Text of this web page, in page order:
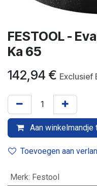
FESTOOL -
Ka 65
142,94 € Exclusief
Aan winkelmandje
Toevoegen aan
Merk: Festool